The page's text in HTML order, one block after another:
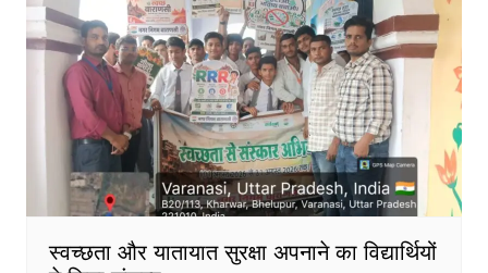
स्वच्छता और यातायात सुरक्षा अपनाने का विद्यार्थियों